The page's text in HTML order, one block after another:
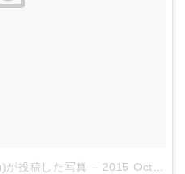
が投稿した写真 – 2015 Oct 31 4:30pm PDT